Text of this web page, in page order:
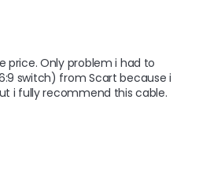
price. Only problem i had to
switch) from Scart because i
i fully recommend this cable.